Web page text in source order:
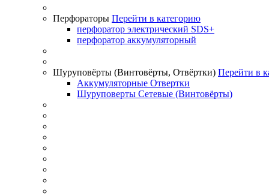
Перфораторы Перейти в категорию
перфоратор электрический SDS+
перфоратор аккумуляторный
Шуруповёрты (Винтовёрты, Отвёртки) Перейти в
Аккумуляторные Отвертки
Шуруповерты Сетевые (Винтовёрты)